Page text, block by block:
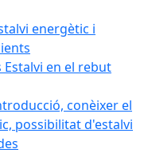
energètic i
Estalvi en el rebut
conèixer el
possibilitat d'estalvi